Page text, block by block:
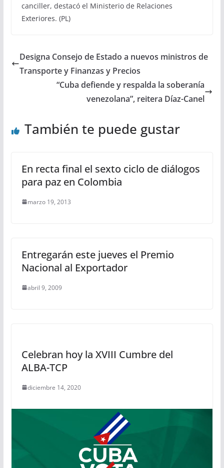
canciller, destacó el Ministerio de Relaciones
Exteriores. (PL)
Designa Consejo de Estado a nuevos ministros de
Transporte y Finanzas y Precios
“Cuba defiende y respalda la soberanía
venezolana”, reitera Díaz-Canel
También te puede gustar
En recta final el sexto ciclo de diálogos
para paz en Colombia
marzo 19, 2013
Entregarán este jueves el Premio
Nacional al Exportador
abril 9, 2009
Celebran hoy la XVIII Cumbre del
ALBA-TCP
diciembre 14, 2020